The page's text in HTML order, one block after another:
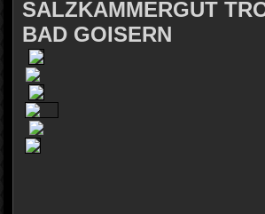
SALZKAMMERGUT
BAD GOISERN